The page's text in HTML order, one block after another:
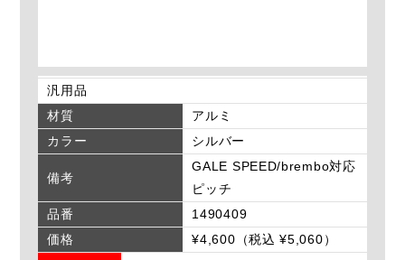
汎用品
材質
アルミ
カラー
シルバー
備考
GALE SPEED/brembo対応
ピッチ
品番
1490409
価格
¥4,600（税込 ¥5,060）